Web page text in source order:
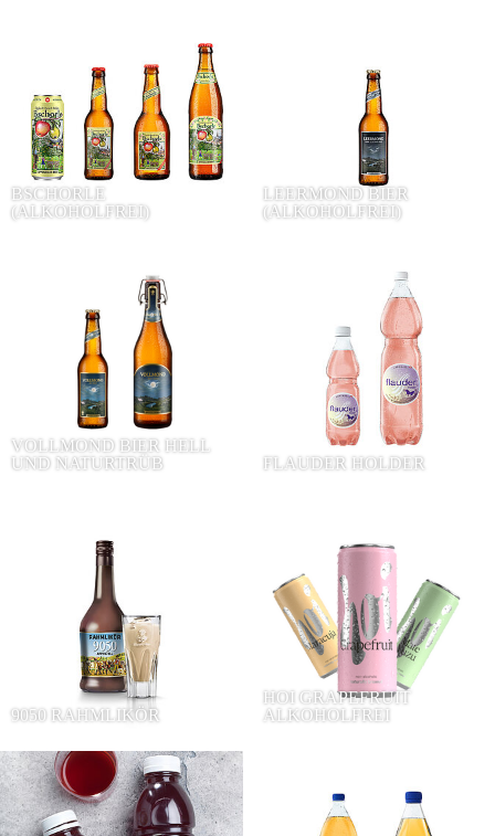
BSCHORLE
(ALKOHOLFREI)
LEERMOND BIER
(ALKOHOLFREI)
VOLLMOND BIER HELL
UND NATURTRÜB
FLAUDER HOLDER
9050 RAHMLIKÖR
HOI GRAPEFRUIT
ALKOHOLFREI